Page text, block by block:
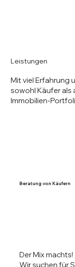
Mit viel Erfahrung
sowohl Käufer als
Immobilien-
Leistungen
Der Mix machts!
Wir suchen für
Beratung von Käufern